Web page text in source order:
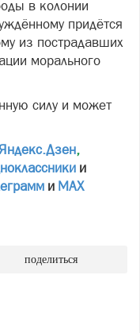
в колонии
придётся
из пострадавших
морального
силу и может
,
и
и МАХ
поделиться